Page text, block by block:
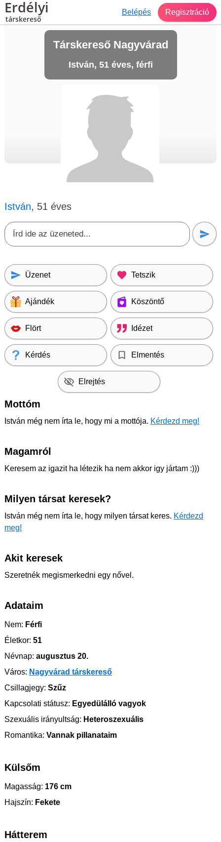
Erdélyi
társkereső
Belépés Regisztráció
Társkereső Nagyvárad
István, 51 éves, férfi
István, 51 éves
Üzenet Tetszik
Ajándék Köszöntő
Flört Idézet
Kérdés Elmentés
Elrejtés
Mottóm
István még nem írta le, hogy mi a mottója. Kérdezd meg!
Magamról
Keresem az igazit ha létezik ha nem akkor igy jártam :)))
Milyen társat keresek?
István még nem írta le, hogy milyen társat keres. Kérdezd
meg!
Akit keresek
Szeretnék megismerkedni egy nővel.
Adataim
Nem: Férfi
Életkor: 51
Névnap: augusztus 20.
Város: Nagyvárad társkereső
Csillagjegy: Szűz
Kapcsolati státusz: Egyedülálló vagyok
Szexuális irányultság: Heteroszexuális
Romantika: Vannak pillanataim
Külsőm
Magasság: 176 cm
Hajszín: Fekete
Hátterem